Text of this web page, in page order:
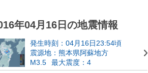
年04月16日の地震情報
発生時刻：04月16日23:54頃
震源地：熊本県阿蘇地方
M3.5
最大震度：4